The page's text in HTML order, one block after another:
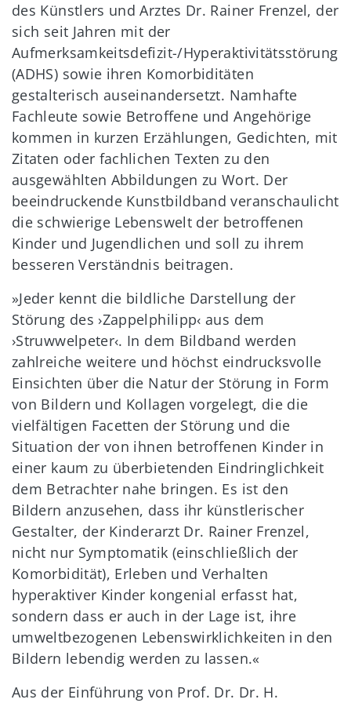
des Künstlers und Arztes Dr. Rainer Frenzel, der
sich seit Jahren mit der
Aufmerksamkeitsdefizit-/Hyperaktivitätsstörung
(ADHS) sowie ihren Komorbiditäten
gestalterisch auseinandersetzt. Namhafte
Fachleute sowie Betroffene und Angehörige
kommen in kurzen Erzählungen, Gedichten, mit
Zitaten oder fachlichen Texten zu den
ausgewählten Abbildungen zu Wort. Der
beeindruckende Kunstbildband veranschaulicht
die schwierige Lebenswelt der betroffenen
Kinder und Jugendlichen und soll zu ihrem
besseren Verständnis beitragen.
»Jeder kennt die bildliche Darstellung der
Störung des ›Zappelphilipp‹ aus dem
›Struwwelpeter‹. In dem Bildband werden
zahlreiche weitere und höchst eindrucksvolle
Einsichten über die Natur der Störung in Form
von Bildern und Kollagen vorgelegt, die die
vielfältigen Facetten der Störung und die
Situation der von ihnen betroffenen Kinder in
einer kaum zu überbietenden Eindringlichkeit
dem Betrachter nahe bringen. Es ist den
Bildern anzusehen, dass ihr künstlerischer
Gestalter, der Kinderarzt Dr. Rainer Frenzel,
nicht nur Symptomatik (einschließlich der
Komorbidität), Erleben und Verhalten
hyperaktiver Kinder kongenial erfasst hat,
sondern dass er auch in der Lage ist, ihre
umweltbezogenen Lebenswirklichkeiten in den
Bildern lebendig werden zu lassen.«
Aus der Einführung von Prof. Dr. Dr. H.